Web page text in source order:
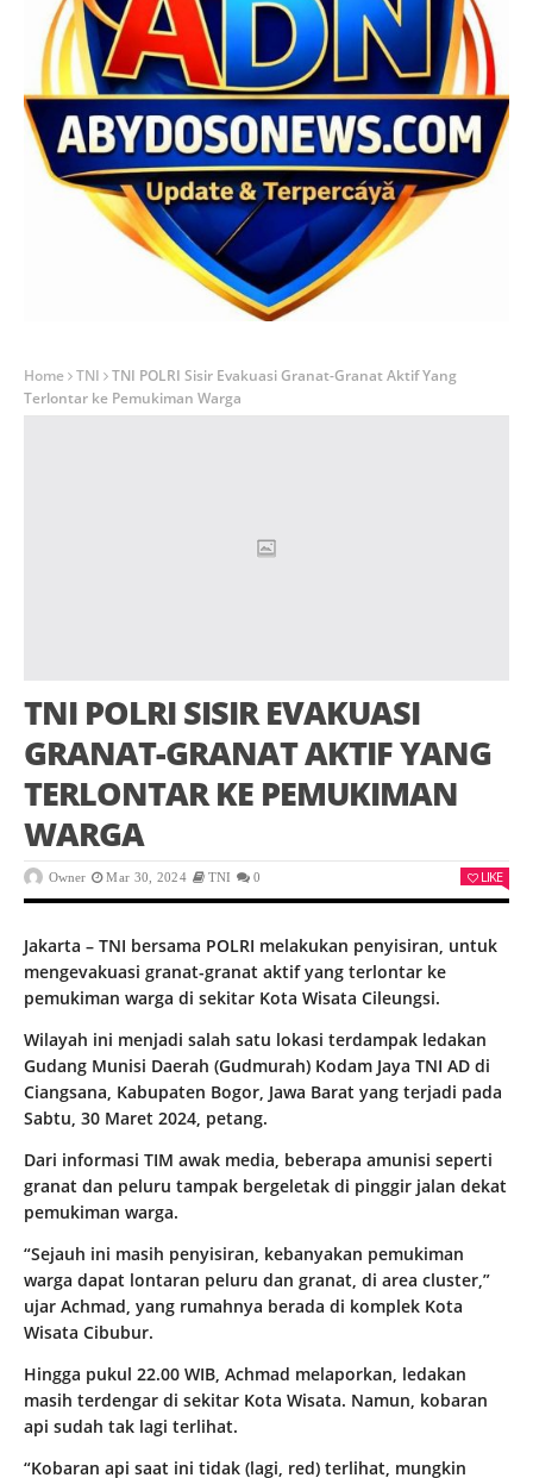
Home TNI
TNI POLRI Sisir Evakuasi Granat-Granat Aktif Yang
Terlontar ke Pemukiman Warga
TNI POLRI SISIR EVAKUASI
GRANAT-GRANAT AKTIF YANG
TERLONTAR KE PEMUKIMAN
WARGA
Owner Mar 30, 2024 TNI 0 LIKE
Jakarta – TNI bersama POLRI melakukan penyisiran, untuk
mengevakuasi granat-granat aktif yang terlontar ke
pemukiman warga di sekitar Kota Wisata Cileungsi.
Wilayah ini menjadi salah satu lokasi terdampak ledakan
Gudang Munisi Daerah (Gudmurah) Kodam Jaya TNI AD di
Ciangsana, Kabupaten Bogor, Jawa Barat yang terjadi pada
Sabtu, 30 Maret 2024, petang.
Dari informasi TIM awak media, beberapa amunisi seperti
granat dan peluru tampak bergeletak di pinggir jalan dekat
pemukiman warga.
“Sejauh ini masih penyisiran, kebanyakan pemukiman
warga dapat lontaran peluru dan granat, di area cluster,”
ujar Achmad, yang rumahnya berada di komplek Kota
Wisata Cibubur.
Hingga pukul 22.00 WIB, Achmad melaporkan, ledakan
masih terdengar di sekitar Kota Wisata. Namun, kobaran
api sudah tak lagi terlihat.
“Kobaran api saat ini tidak (lagi, red) terlihat, mungkin